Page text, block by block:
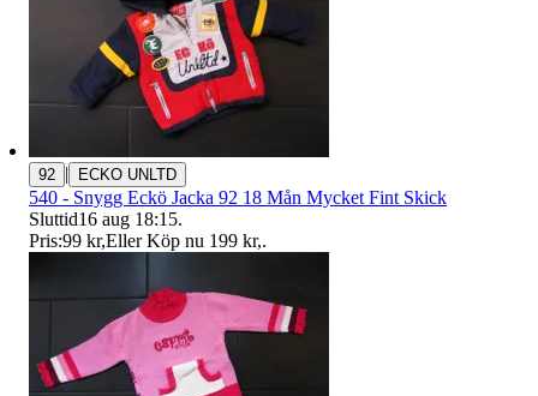
92 | ECKO UNLTD
540 - Snygg Eckö Jacka 92 18 Mån Mycket Fint Skick
Sluttid16 aug 18:15.
Pris:99 kr,Eller Köp nu 199 kr,.